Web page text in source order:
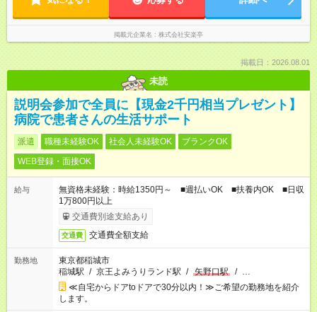
掲載元企業名 株式会社安楽亭
掲載日：2026.08.01
未読
説明会参加で全員に【現金2千円相当プレゼント】
病院で患者さんの生活サポート
派遣 職種未経験OK 社会人未経験OK
ブランクOK
WEB登録・面接OK
給与
無資格未経験：時給1350円～ ■週払いOK ■扶養内OK ■日収
1万800円以上
交通費別途支給あり
交通費 交通費全額支給
勤務地
東京都稲城市
稲城駅 / 京王よみうりランド駅 / 矢野口駅 / …
≪自宅からドアtoドアで30分以内！≫ご希望の勤務地を紹介
します。